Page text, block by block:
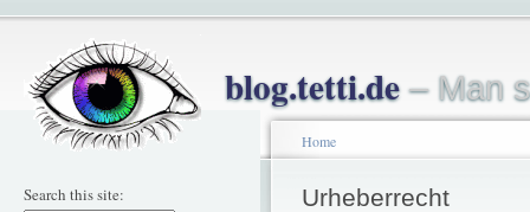
blog.tetti.de– Man
Search this site:
Home
Urheberrecht